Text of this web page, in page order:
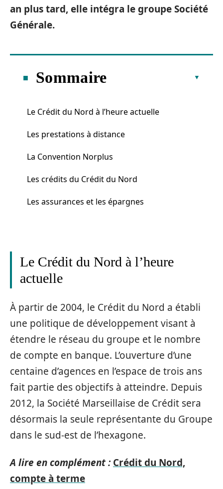
an plus tard, elle intégra le groupe Société
Générale.
Sommaire
Le Crédit du Nord à l’heure actuelle
Les prestations à distance
La Convention Norplus
Les crédits du Crédit du Nord
Les assurances et les épargnes
Le Crédit du Nord à l’heure
actuelle
À partir de 2004, le Crédit du Nord a établi
une politique de développement visant à
étendre le réseau du groupe et le nombre
de compte en banque. L’ouverture d’une
centaine d’agences en l’espace de trois ans
fait partie des objectifs à atteindre. Depuis
2012, la Société Marseillaise de Crédit sera
désormais la seule représentante du Groupe
dans le sud-est de l’hexagone.
A lire en complément : Crédit du Nord,
compte à terme